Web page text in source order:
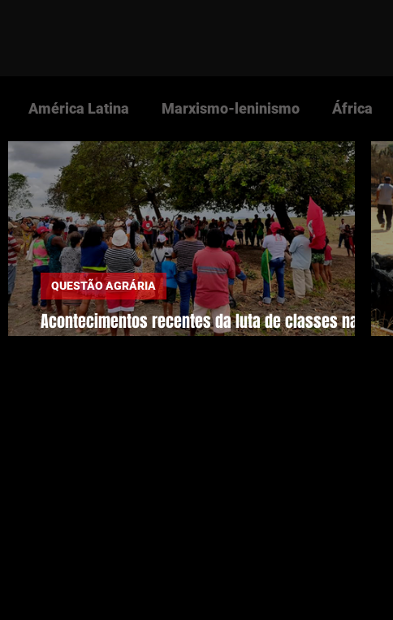
América Latina Marxismo-leninismo África
Nova Cultura Revista Nova Cultura Partido
NOVACULTURA.info Imperialismo Guerra Popular
Acontecimentos recentes da luta de classes nas
QUESTÃO AGRÁRIA